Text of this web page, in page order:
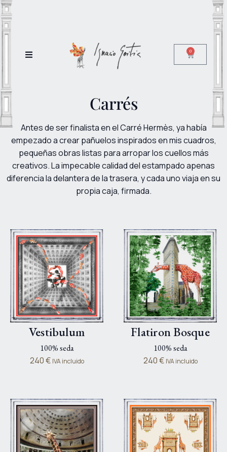
0
Carrés
Antes de ser finalista en el Carré Hermès, ya había
empezado a crear pañuelos inspirados en mis cuadros,
pequeñas obras listas para arropar los cuellos más
creativos. La impecable calidad del estampado apenas
diferencia la delantera de la trasera, y cada uno viaja en su
propia caja, firmada.
Vestibulum
100% seda
240€ IVA incluido
Flatiron Bosque
100% seda
240€ IVA incluido